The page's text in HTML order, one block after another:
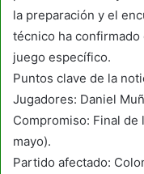
la preparación y el
técnico ha
juego específico.
Puntos clave de la
Jugadores: Daniel
Compromiso: Final de
mayo).
Partido afectado: